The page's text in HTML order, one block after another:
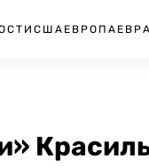
США ЕВРОПА